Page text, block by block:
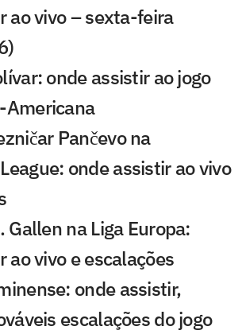
ao vivo – sexta-feira
onde assistir ao jogo
Americana
Pančevo na
onde assistir ao vivo
Gallen na Liga Europa:
ao vivo e escalações
onde assistir,
escalações do jogo